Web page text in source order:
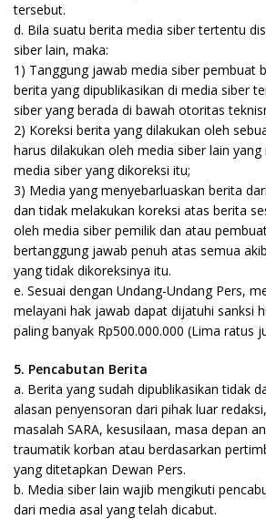
tersebut.
d. Bila suatu berita media siber tertentu
siber lain, maka:
1) Tanggung jawab media siber pembuat
berita yang dipublikasikan di media siber
siber yang berada di bawah otoritas
2) Koreksi berita yang dilakukan oleh
harus dilakukan oleh media siber lain
media siber yang dikoreksi itu;
3) Media yang menyebarluaskan berita
dan tidak melakukan koreksi atas berita
oleh media siber pemilik dan atau
bertanggung jawab penuh atas semua
yang tidak dikoreksinya itu.
e. Sesuai dengan Undang-Undang Pers,
melayani hak jawab dapat dijatuhi sanksi
paling banyak Rp500.000.000 (Lima ratus
5. Pencabutan Berita
a. Berita yang sudah dipublikasikan tidak
alasan penyensoran dari pihak luar
masalah SARA, kesusilaan, masa depan
traumatik korban atau berdasarkan
yang ditetapkan Dewan Pers.
b. Media siber lain wajib mengikuti
dari media asal yang telah dicabut.